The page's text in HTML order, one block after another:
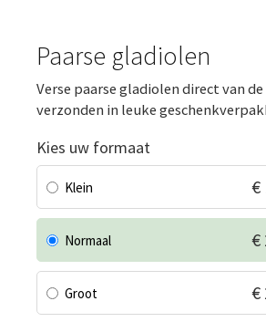
Paarse gladiolen
Verse paarse gladiolen direct van
verzonden in leuke
Kies uw formaat
Klein €
Normaal €
Groot €